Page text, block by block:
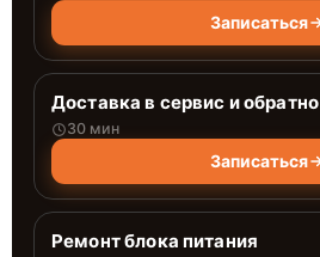
Записаться
Доставка в сервис и обратно
30 мин
Записаться
Ремонт блока питания